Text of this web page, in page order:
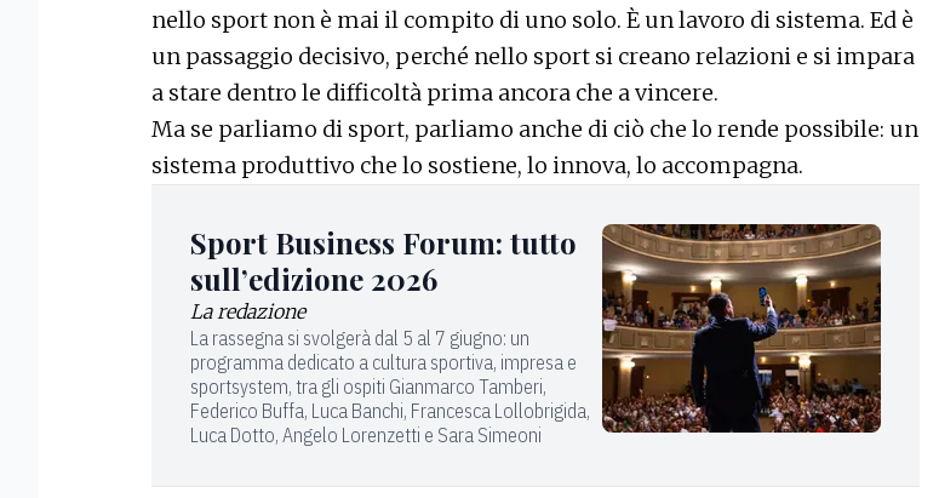
nello sport non è mai il compito di uno solo. È un lavoro di sistema. Ed è
un passaggio decisivo, perché nello sport si creano relazioni e si impara
a stare dentro le difficoltà prima ancora che a vincere.
Ma se parliamo di sport, parliamo anche di ciò che lo rende possibile: un
sistema produttivo che lo sostiene, lo innova, lo accompagna.
Sport Business Forum: tutto
sull’edizione 2026
La redazione
La rassegna si svolgerà dal 5 al 7 giugno: un
programma dedicato a cultura sportiva, impresa e
sportsystem, tra gli ospiti Gianmarco Tamberi,
Federico Buffa, Luca Banchi, Francesca Lollobrigida,
Luca Dotto, Angelo Lorenzetti e Sara Simeoni